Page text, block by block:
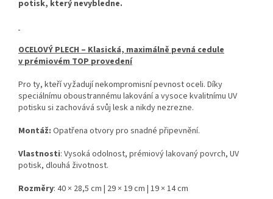
potisk, který nevybledne.
OCELOVÝ PLECH – Klasická, maximálně pevná cedule
v prémiovém TOP provedení
Pro ty, kteří vyžadují nekompromisní pevnost oceli. Díky
speciálnímu oboustrannému lakování a vysoce kvalitnímu UV
potisku si zachovává svůj lesk a nikdy nezrezne.
Montáž: Opatřena otvory pro snadné připevnění.
Vlastnosti: Vysoká odolnost, prémiový lakovaný povrch, UV
potisk, dlouhá životnost.
Rozměry: 40 × 28,5 cm | 29 × 19 cm | 19 × 14 cm